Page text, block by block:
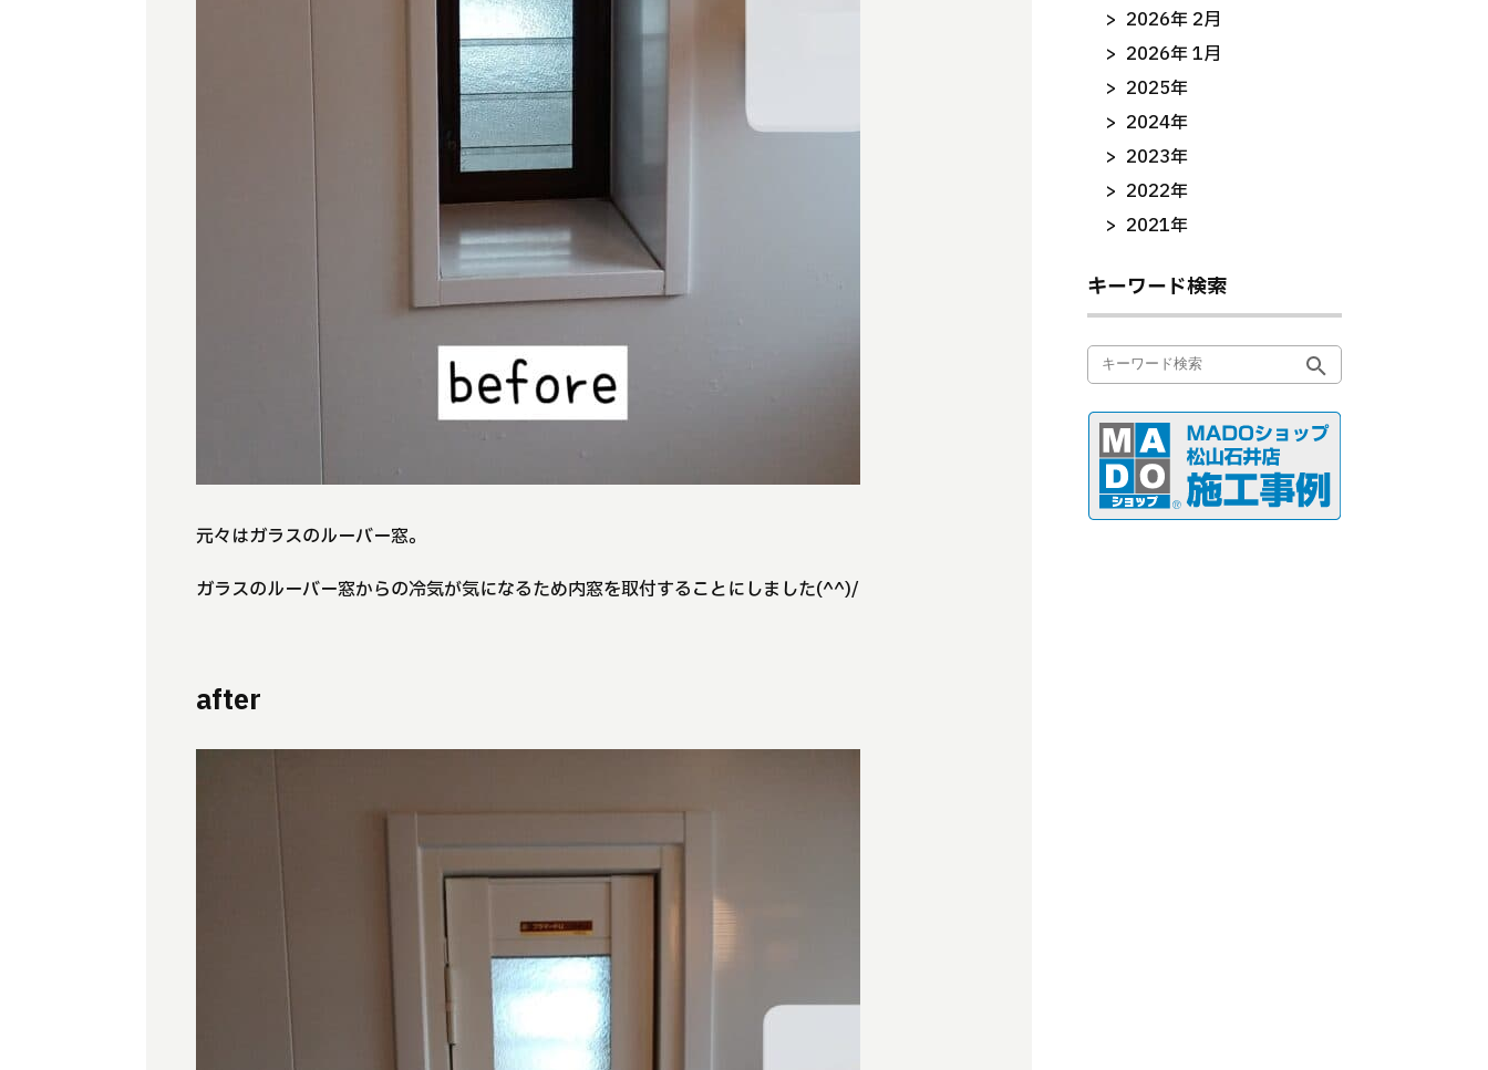
元々はガラスのルーバー窓。
ガラスのルーバー窓からの冷気が気になるため内窓を取付することにしました(^^)/
after
2026年 2月
2026年 1月
2025年
2024年
2023年
2022年
2021年
キーワード検索